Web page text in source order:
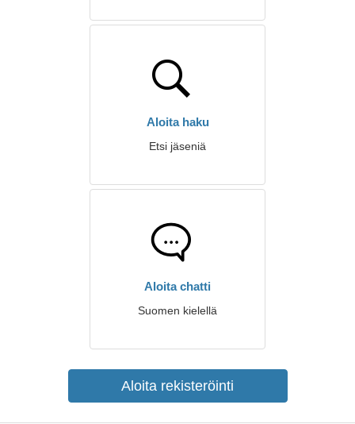
Aloita haku
Etsi jäseniä
Aloita chatti
Suomen kielellä
Aloita rekisteröinti